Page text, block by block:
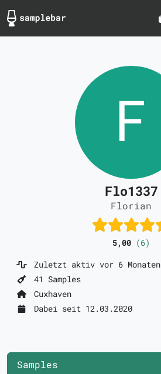
Flo1337
Florian
5,00 (6)
Zuletzt aktiv vor 6 Monaten
41 Samples
Cuxhaven
Dabei seit 12.03.2020
Samples